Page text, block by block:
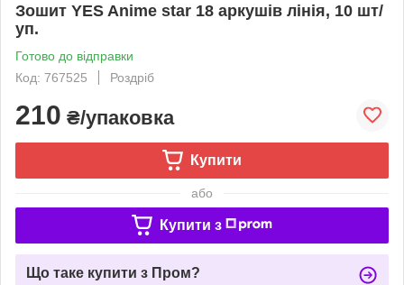
Зошит YES Anime star 18 аркушів лінія, 10 шт/
уп.
Готово до відправки
Код: 767525
Роздріб
210 ₴/упаковка
Купити
або
Купити з
Що таке купити з Пром?